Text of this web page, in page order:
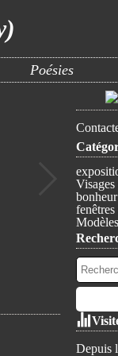
Poésies
Visages
Modèles
Depuis